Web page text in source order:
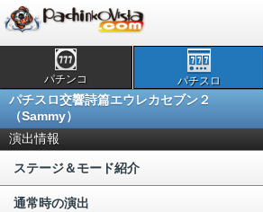
パチンコ パチスロ
パチスロ交響詩篇エウレカセブン２
（Sammy）
演出情報
ステージ＆モード紹介
通常時の演出